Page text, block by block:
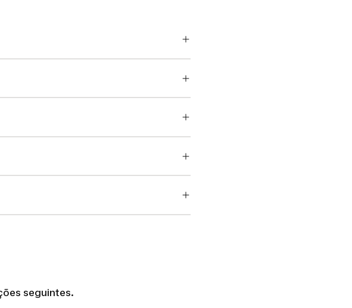
seguintes.